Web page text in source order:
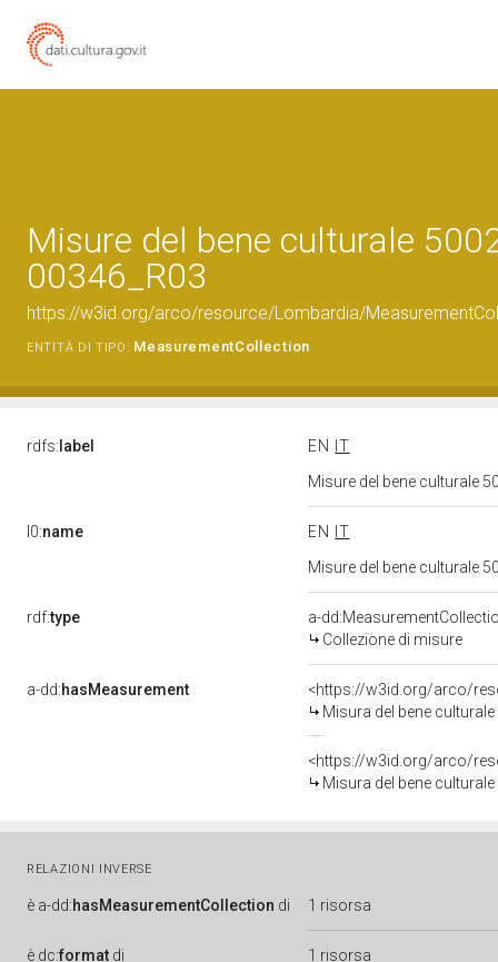
Misure del bene culturale
00346_R03
https://w3id.org/arco/resource/Lombardia/
ENTITÀ DI TIPO: MeasurementCollection
rdfs: label EN
IT
Misure del bene culturale
l0:name EN
IT
Misure del bene culturale
rdf:type
a-
Collezione di misure
a-dd:hasMeasurement
<https://w3id.org/arco/
Misura del bene
<https://w3id.org/arco/
Misura del bene
RELAZIONI INVERSE
è a-dd:hasMeasurementCollection di 1 risorsa
è dc:format di 1 risorsa